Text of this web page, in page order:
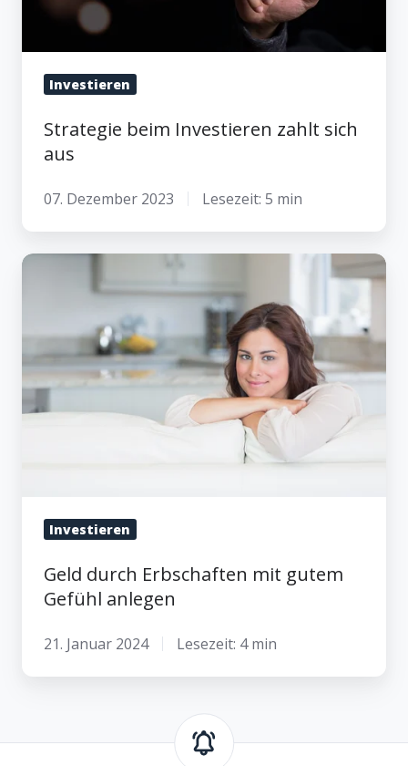
Investieren
Strategie beim Investieren zahlt sich
aus
07. Dezember 2023 Lesezeit: 5 min
Geld
mit
gutem
Gefühl
anlegen
Investieren
Geld durch Erbschaften mit gutem
Gefühl anlegen
21. Januar 2024 Lesezeit: 4 min